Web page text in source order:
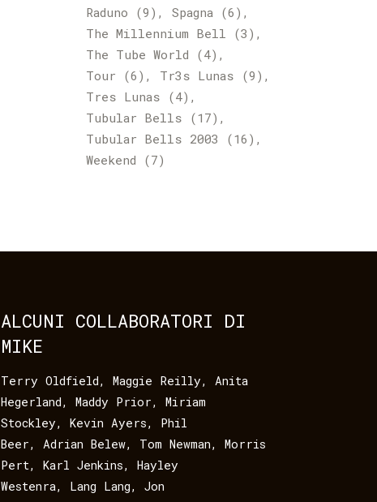
Raduno (9) Spagna(6)
The Millennium Bell (3)
The Tube World (4)
Tour (6) Tr3s Lunas (9)
Tres Lunas (4)
Tubular Bells (17)
Tubular Bells 2003 (16)
Weekend (7)
ALCUNI COLLABORATORI DI
MIKE
Terry Oldfield,Maggie Reilly,Anita
Hegerland,Maddy Prior,Miriam
Stockley,Kevin Ayers, Phil
Beer,Adrian Belew, Tom Newman,Morris
Pert,Karl Jenkins,Hayley
Westenra, Lang Lang,Jon